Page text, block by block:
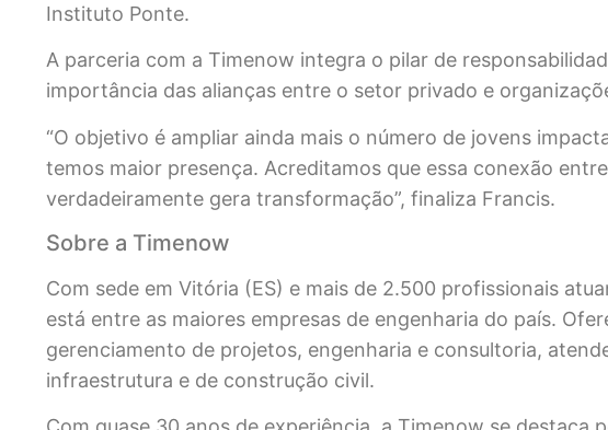
Instituto Ponte.
A parceria com a Timenow integra o pilar de
importância das alianças entre o setor privado e
“O objetivo é ampliar ainda mais o número de jovens
temos maior presença. Acreditamos que essa conexão
verdadeiramente gera transformação”, finaliza Francis.
Sobre a Timenow
Com sede em Vitória (ES) e mais de 2.500 profissionais
está entre as maiores empresas de engenharia do país.
gerenciamento de projetos, engenharia e consultoria,
infraestrutura e de construção civil.